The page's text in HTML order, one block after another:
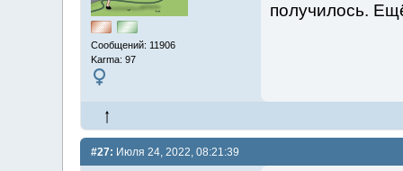
Сообщений: 11906
Karma: 97
получилось.
#27: Июля 24, 2022, 08:21:39